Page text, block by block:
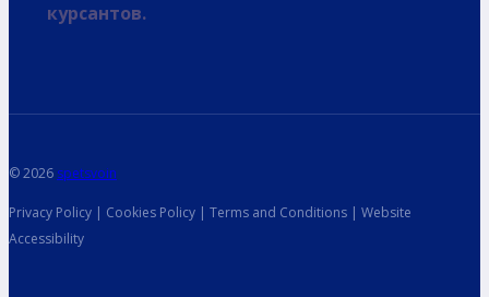
курсантов.
© 2026 spetsvoin
Privacy Policy | Cookies Policy | Terms and Conditions | Website
Accessibility